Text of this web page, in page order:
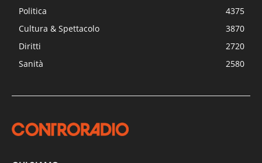
Politica
4375
Cultura & Spettacolo
3870
Diritti
2720
Sanità
2580